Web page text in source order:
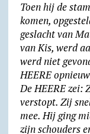
Toen hij de
komen,
geslacht van
van Kis, werd
werd niet
HEERE
De HEERE zei:
verstopt. Zij
mee. Hij ging
zijn schouders